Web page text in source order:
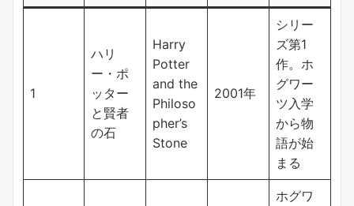
1
ハリ
ー・ポ
ッター
と賢者
の石
Harry
Potter
and the
Philoso
pher’s
Stone
2001年
シリー
ズ第1
作。ホ
グワー
ツ入学
から物
語が始
まる
ホグワ